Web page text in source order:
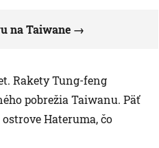
na Taiwane
Rakety Tung-feng
pobrežia Taiwanu. Päť
Hateruma, čo